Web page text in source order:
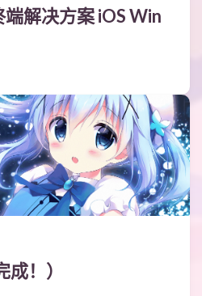
解决方案 iOS Win
！）